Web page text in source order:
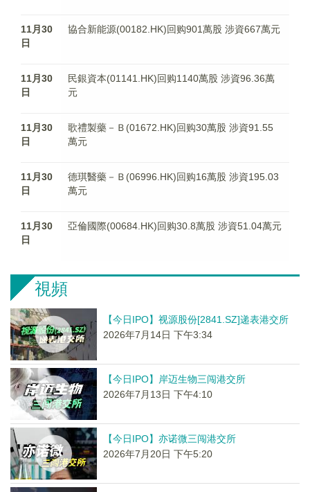
11月30
日
協合新能源(00182.HK)回购901萬股 涉資667萬元
11月30
日
民銀資本(01141.HK)回购1140萬股 涉資96.36萬
元
11月30
日
歌禮製藥－Ｂ(01672.HK)回购30萬股 涉資91.55
萬元
11月30
日
德琪醫藥－Ｂ(06996.HK)回购16萬股 涉資195.03
萬元
11月30
日
亞倫國際(00684.HK)回购30.8萬股 涉資51.04萬元
視頻
【今日IPO】视源股份[2841.SZ]递表港交所
2026年7月14日 下午3:34
【今日IPO】岸迈生物三闯港交所
2026年7月13日 下午4:10
【今日IPO】亦诺微三闯港交所
2026年7月20日 下午5:20